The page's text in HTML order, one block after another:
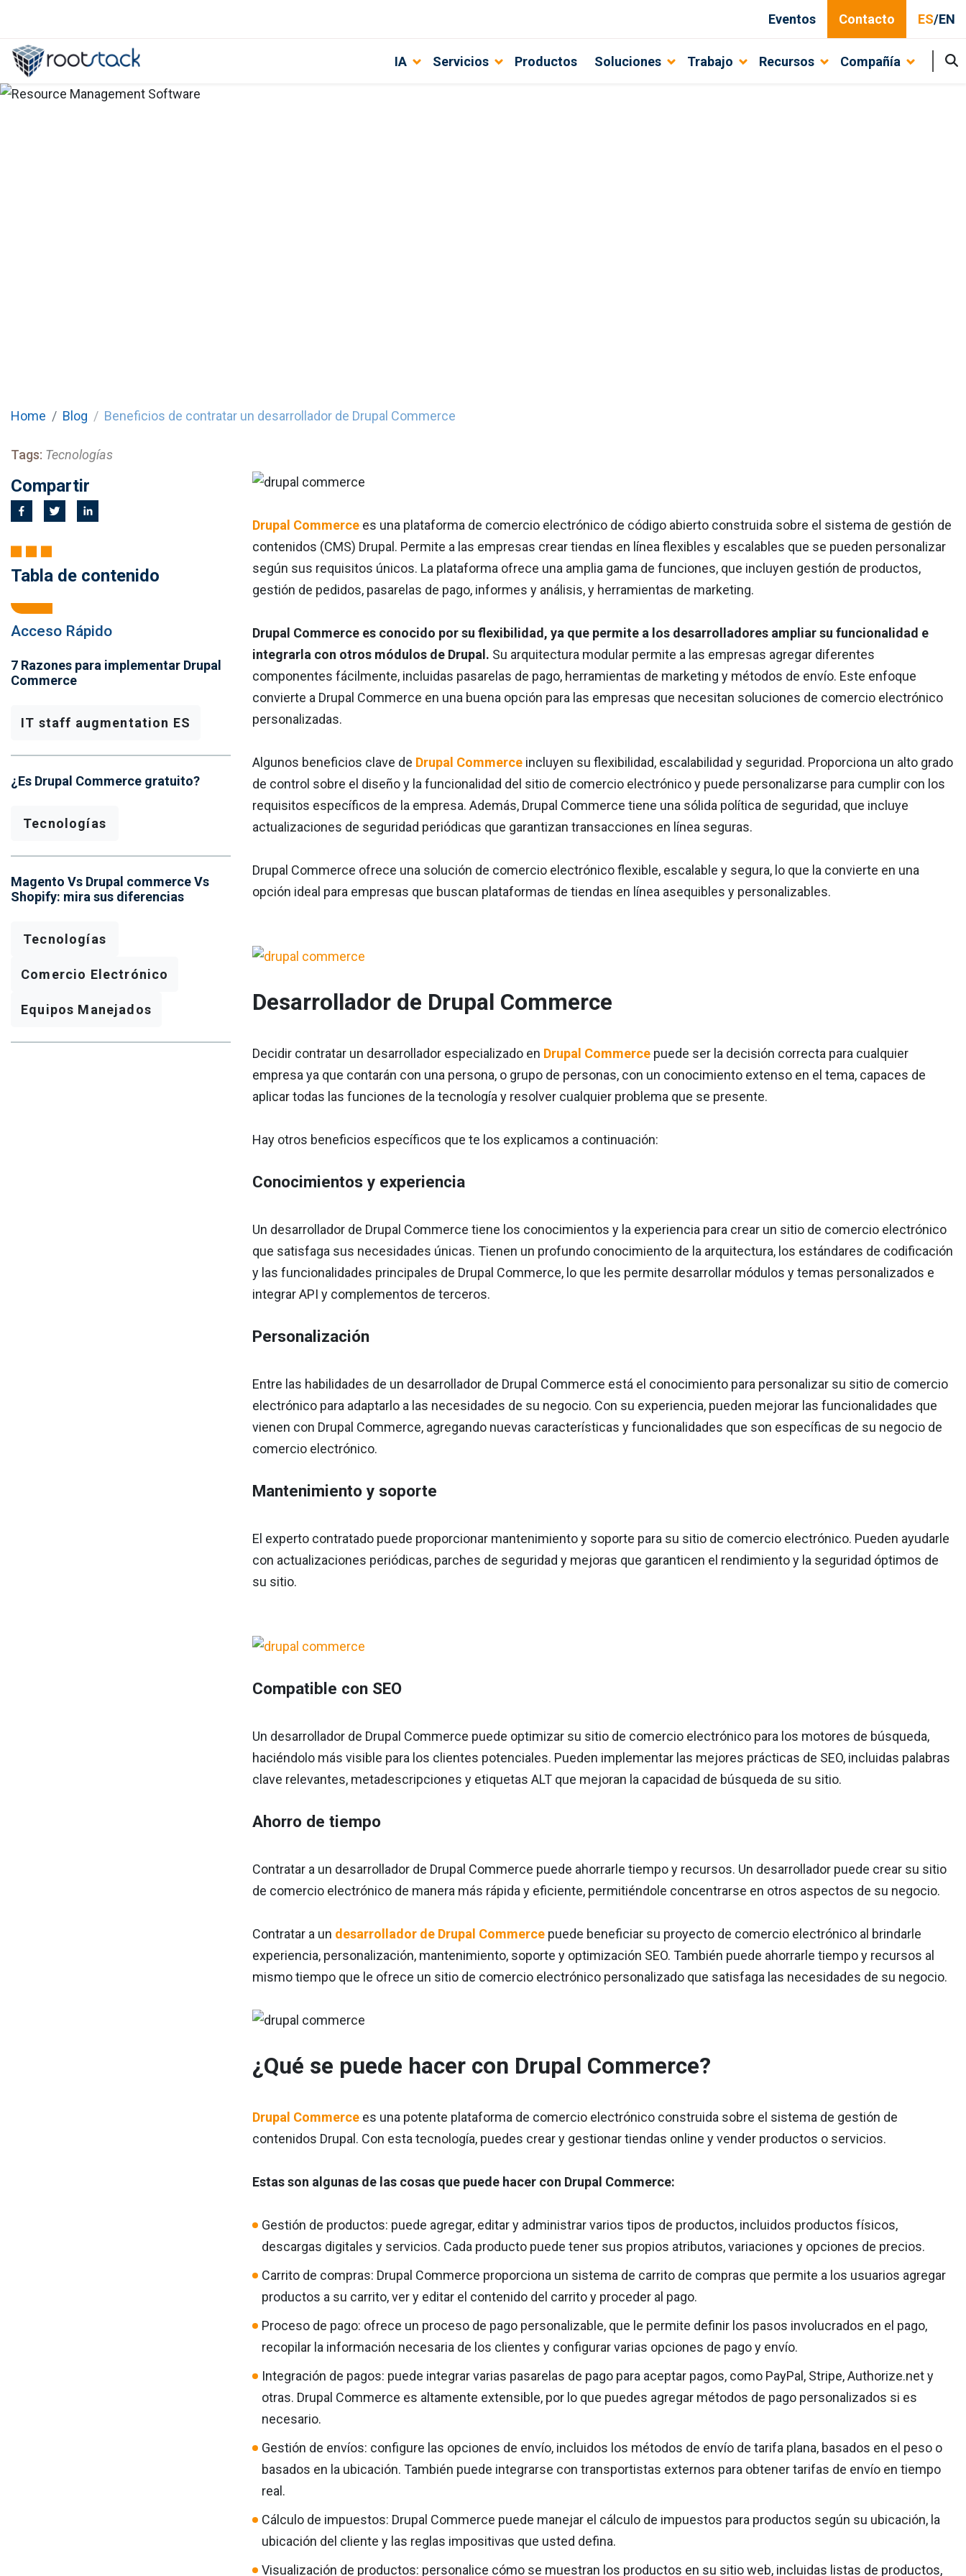
Eventos Contacto ES/EN
IA Servicios Productos Soluciones Trabajo Recursos Compañía
Home Blog Beneficios de contratar un desarrollador de Drupal Commerce
Tags: Tecnologías
Compartir
Tabla de contenido
Acceso Rápido
7 Razones para implementar Drupal
Commerce
IT staff augmentation ES
¿Es Drupal Commerce gratuito?
Tecnologías
Magento Vs Drupal commerce Vs
Shopify: mira sus diferencias
Tecnologías
Comercio Electrónico
Equipos Manejados
Drupal Commerce es una plataforma de comercio electrónico de código abierto construida sobre el sistema de gestión de
contenidos (CMS) Drupal. Permite a las empresas crear tiendas en línea flexibles y escalables que se pueden personalizar
según sus requisitos únicos. La plataforma ofrece una amplia gama de funciones, que incluyen gestión de productos,
gestión de pedidos, pasarelas de pago, informes y análisis, y herramientas de marketing.
Drupal Commerce es conocido por su flexibilidad, ya que permite a los desarrolladores ampliar su funcionalidad e
integrarla con otros módulos de Drupal. Su arquitectura modular permite a las empresas agregar diferentes
componentes fácilmente, incluidas pasarelas de pago, herramientas de marketing y métodos de envío. Este enfoque
convierte a Drupal Commerce en una buena opción para las empresas que necesitan soluciones de comercio electrónico
personalizadas.
Algunos beneficios clave de Drupal Commerce incluyen su flexibilidad, escalabilidad y seguridad. Proporciona un alto grado
de control sobre el diseño y la funcionalidad del sitio de comercio electrónico y puede personalizarse para cumplir con los
requisitos específicos de la empresa. Además, Drupal Commerce tiene una sólida política de seguridad, que incluye
actualizaciones de seguridad periódicas que garantizan transacciones en línea seguras.
Drupal Commerce ofrece una solución de comercio electrónico flexible, escalable y segura, lo que la convierte en una
opción ideal para empresas que buscan plataformas de tiendas en línea asequibles y personalizables.
Desarrollador de Drupal Commerce
Decidir contratar un desarrollador especializado en Drupal Commerce puede ser la decisión correcta para cualquier
empresa ya que contarán con una persona, o grupo de personas, con un conocimiento extenso en el tema, capaces de
aplicar todas las funciones de la tecnología y resolver cualquier problema que se presente.
Hay otros beneficios específicos que te los explicamos a continuación:
Conocimientos y experiencia
Un desarrollador de Drupal Commerce tiene los conocimientos y la experiencia para crear un sitio de comercio electrónico
que satisfaga sus necesidades únicas. Tienen un profundo conocimiento de la arquitectura, los estándares de codificación
y las funcionalidades principales de Drupal Commerce, lo que les permite desarrollar módulos y temas personalizados e
integrar API y complementos de terceros.
Personalización
Entre las habilidades de un desarrollador de Drupal Commerce está el conocimiento para personalizar su sitio de comercio
electrónico para adaptarlo a las necesidades de su negocio. Con su experiencia, pueden mejorar las funcionalidades que
vienen con Drupal Commerce, agregando nuevas características y funcionalidades que son específicas de su negocio de
comercio electrónico.
Mantenimiento y soporte
El experto contratado puede proporcionar mantenimiento y soporte para su sitio de comercio electrónico. Pueden ayudarle
con actualizaciones periódicas, parches de seguridad y mejoras que garanticen el rendimiento y la seguridad óptimos de
su sitio.
Compatible con SEO
Un desarrollador de Drupal Commerce puede optimizar su sitio de comercio electrónico para los motores de búsqueda,
haciéndolo más visible para los clientes potenciales. Pueden implementar las mejores prácticas de SEO, incluidas palabras
clave relevantes, metadescripciones y etiquetas ALT que mejoran la capacidad de búsqueda de su sitio.
Ahorro de tiempo
Contratar a un desarrollador de Drupal Commerce puede ahorrarle tiempo y recursos. Un desarrollador puede crear su sitio
de comercio electrónico de manera más rápida y eficiente, permitiéndole concentrarse en otros aspectos de su negocio.
Contratar a un desarrollador de Drupal Commerce puede beneficiar su proyecto de comercio electrónico al brindarle
experiencia, personalización, mantenimiento, soporte y optimización SEO. También puede ahorrarle tiempo y recursos al
mismo tiempo que le ofrece un sitio de comercio electrónico personalizado que satisfaga las necesidades de su negocio.
¿Qué se puede hacer con Drupal Commerce?
Drupal Commerce es una potente plataforma de comercio electrónico construida sobre el sistema de gestión de
contenidos Drupal. Con esta tecnología, puedes crear y gestionar tiendas online y vender productos o servicios.
Estas son algunas de las cosas que puede hacer con Drupal Commerce:
Gestión de productos: puede agregar, editar y administrar varios tipos de productos, incluidos productos físicos,
descargas digitales y servicios. Cada producto puede tener sus propios atributos, variaciones y opciones de precios.
Carrito de compras: Drupal Commerce proporciona un sistema de carrito de compras que permite a los usuarios agregar
productos a su carrito, ver y editar el contenido del carrito y proceder al pago.
Proceso de pago: ofrece un proceso de pago personalizable, que le permite definir los pasos involucrados en el pago,
recopilar la información necesaria de los clientes y configurar varias opciones de pago y envío.
Integración de pagos: puede integrar varias pasarelas de pago para aceptar pagos, como PayPal, Stripe, Authorize.net y
otras. Drupal Commerce es altamente extensible, por lo que puedes agregar métodos de pago personalizados si es
necesario.
Gestión de envíos: configure las opciones de envío, incluidos los métodos de envío de tarifa plana, basados en el peso o
basados en la ubicación. También puede integrarse con transportistas externos para obtener tarifas de envío en tiempo
real.
Cálculo de impuestos: Drupal Commerce puede manejar el cálculo de impuestos para productos según su ubicación, la
ubicación del cliente y las reglas impositivas que usted defina.
Visualización de productos: personalice cómo se muestran los productos en su sitio web, incluidas listas de productos,